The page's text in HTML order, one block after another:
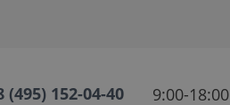
(495) 152-04-40 9:00-18:00